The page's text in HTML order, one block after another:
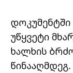
უწყვეტი
ხალხის
წინააღმდეგ.